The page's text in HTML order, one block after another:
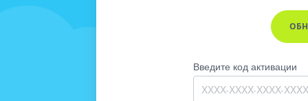
Введите код активации